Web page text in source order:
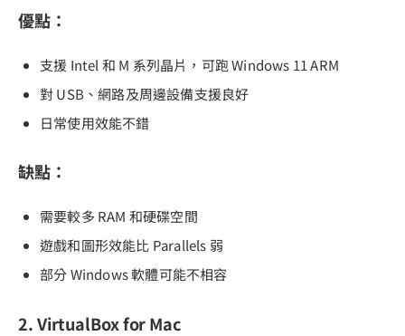
優點：
支援 Intel 和 M 系列晶片，可跑 Windows 11 ARM
對 USB、網路及周邊設備支援良好
日常使用效能不錯
缺點：
需要較多 RAM 和硬碟空間
遊戲和圖形效能比 Parallels 弱
部分 Windows 軟體可能不相容
2. VirtualBox for Mac